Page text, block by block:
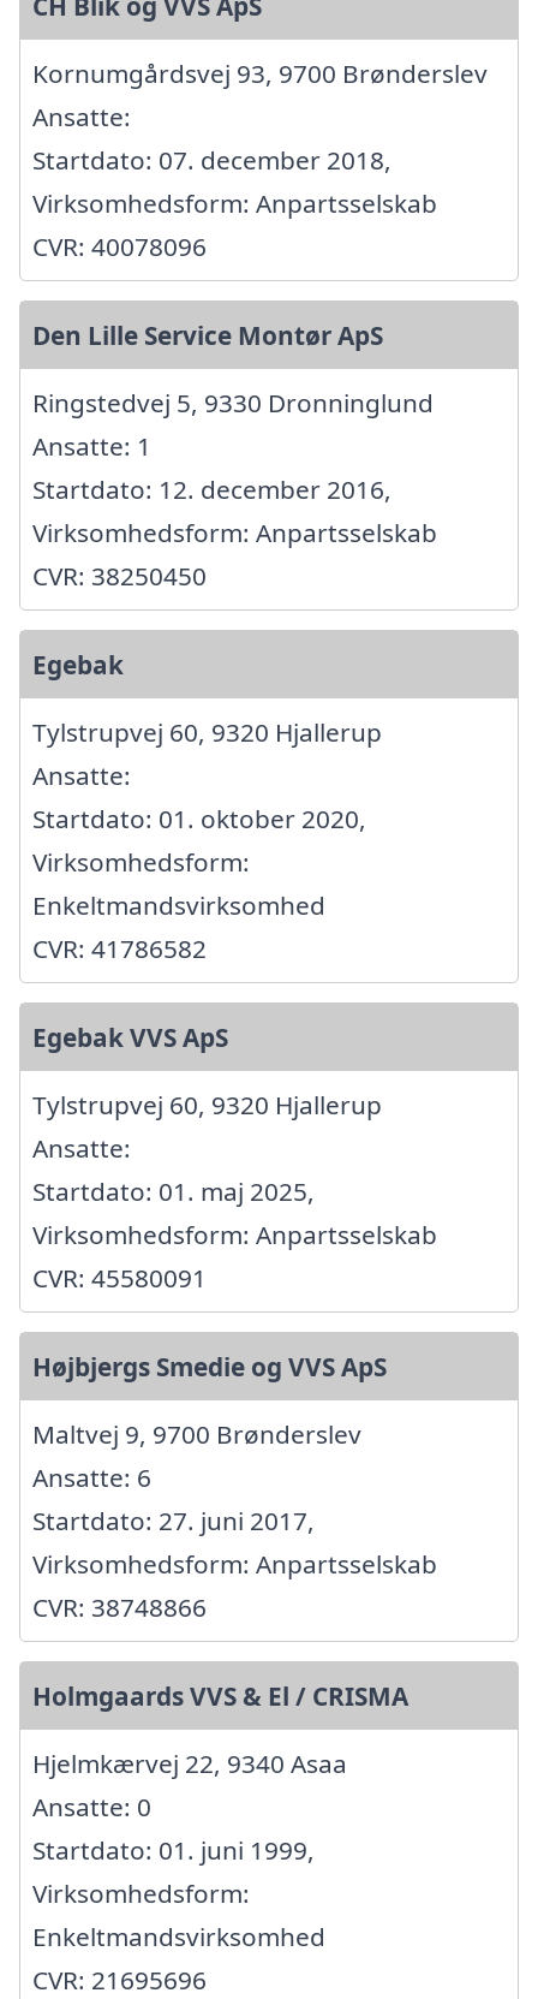
Kornumgårdsvej 93, 9700 Brønderslev
Ansatte:
Startdato: 07. december 2018,
Virksomhedsform: Anpartsselskab
CVR: 40078096
Den Lille Service Montør ApS
Ringstedvej 5, 9330 Dronninglund
Ansatte: 1
Startdato: 12. december 2016,
Virksomhedsform: Anpartsselskab
CVR: 38250450
Egebak
Tylstrupvej 60, 9320 Hjallerup
Ansatte:
Startdato: 01. oktober 2020,
Virksomhedsform:
Enkeltmandsvirksomhed
CVR: 41786582
Egebak VVS ApS
Tylstrupvej 60, 9320 Hjallerup
Ansatte:
Startdato: 01. maj 2025,
Virksomhedsform: Anpartsselskab
CVR: 45580091
Højbjergs Smedie og VVS ApS
Maltvej 9, 9700 Brønderslev
Ansatte: 6
Startdato: 27. juni 2017,
Virksomhedsform: Anpartsselskab
CVR: 38748866
Holmgaards VVS & El / CRISMA
Hjelmkærvej 22, 9340 Asaa
Ansatte: 0
Startdato: 01. juni 1999,
Virksomhedsform:
Enkeltmandsvirksomhed
CVR: 21695696